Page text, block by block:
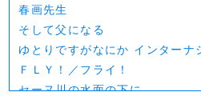
春画先生
そして父になる
ゆとりですがなにか インターナ
ＦＬＹ！／フライ！
セーヌ川の水面の下に